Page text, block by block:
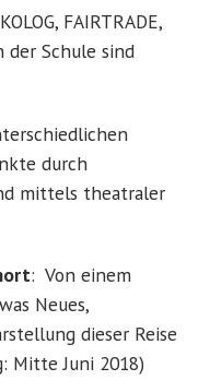
FAIRTRADE,
der Schule sind
durch
mittels theatraler
: Von einem
Neues,
dieser Reise
Mitte Juni 2018)